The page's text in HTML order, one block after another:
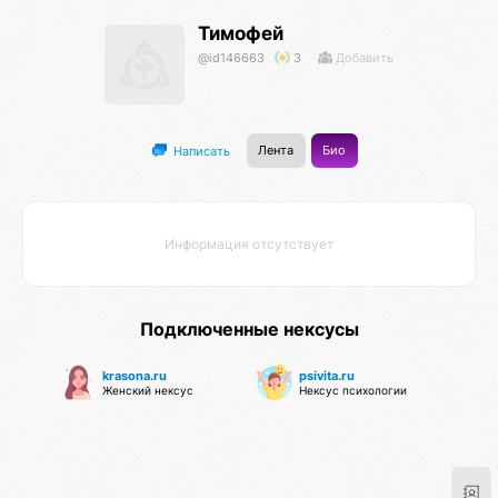
Тимофей
@id146663 3 Добавить
Написать Лента Био
Информация отсутствует
Подключенные нексусы
krasona.ru
Женский нексус
psivita.ru
Нексус психологии